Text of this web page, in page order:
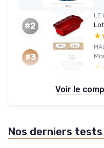
#2
LE
#3
Voir le
Nos derniers